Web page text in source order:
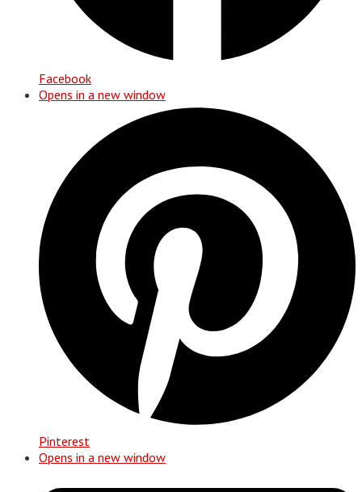
Facebook
Opens in a new window
Pinterest
Opens in a new window